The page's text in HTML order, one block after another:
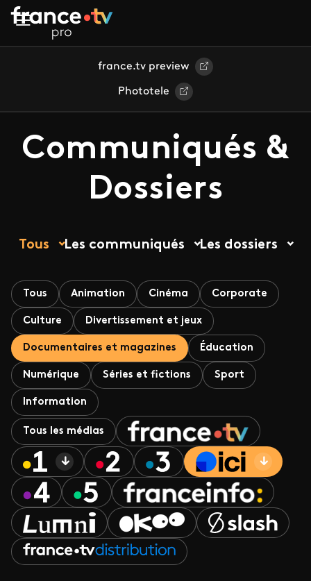
Aller au contenu principal
france.tv preview
Phototele
Communiqués &
Dossiers
Tous Les communiqués Les dossiers
Tous Animation Cinéma Corporate
Culture Divertissement et jeux
Documentaires et magazines Éducation
Numérique Séries et fictions Sport
Information
Tous les médias